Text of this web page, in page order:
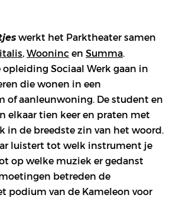
werkt het Parktheater samen
, Wooninc en Summa.
Sociaal Werk gaan in
die wonen in een
of aanleunwoning. De student en
elkaar tien keer en praten met
in de breedste zin van het woord.
luistert tot welk instrument je
op welke muziek er gedanst
betreden de
podium van de Kameleon voor